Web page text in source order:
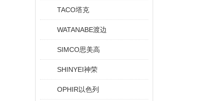
TACO塔克
WATANABE渡边
SIMCO思美高
SHINYEI神荣
OPHIR以色列